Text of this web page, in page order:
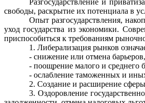
Разгосударствление и
свободы, раскрытие их потенциала в
Опыт разгосударствления,
уход государства из экономики.
приспособиться к требованиям
1. Либерализация рынков
- снижение или отмена
- поощрение малого и
- ослабление таможенных и
2. Создание и расширение
3. Оздоровление